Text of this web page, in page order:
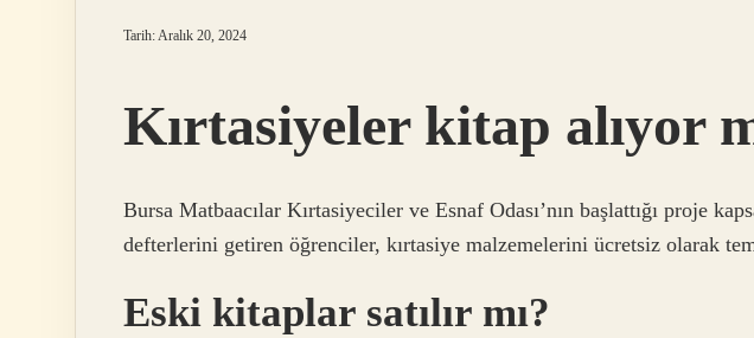
Tarih: Aralık 20, 2024
Kırtasiyeler kitap alıyor
Bursa Matbaacılar Kırtasiyeciler ve Esnaf Odası’nın başlattığı proje
defterlerini getiren öğrenciler, kırtasiye malzemelerini ücretsiz olarak
Eski kitaplar satılır mı?